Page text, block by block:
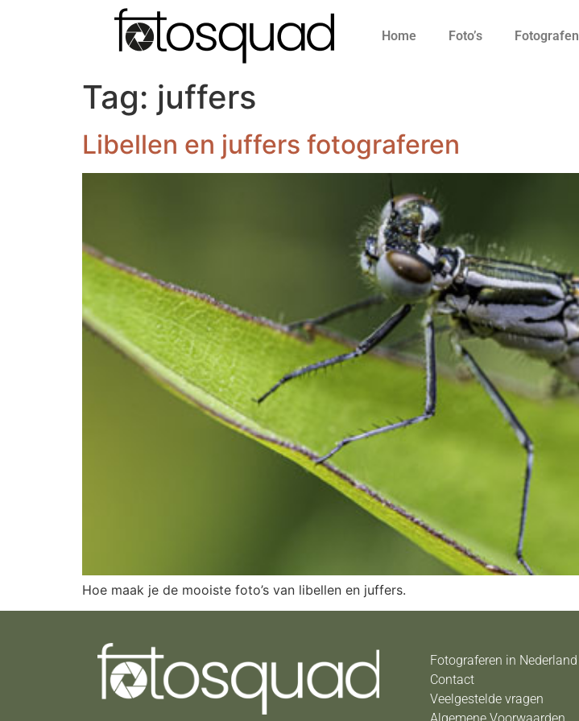
Home Foto’s Fotografen
Tag: juffers
Libellen en juffers fotograferen
Hoe maak je de mooiste foto’s van libellen en juffers.
Fotograferen in Nederland
Contact
Veelgestelde vragen